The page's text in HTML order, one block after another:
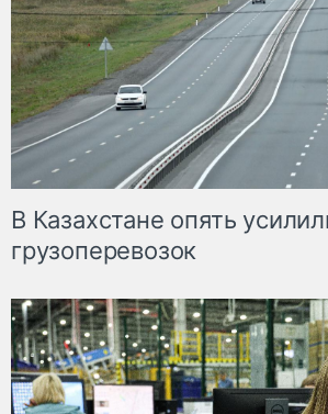
В Казахстане опять
грузоперевозок